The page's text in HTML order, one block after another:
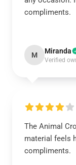
compliments.
M Miranda
Verified
The Animal
material feels
compliments.